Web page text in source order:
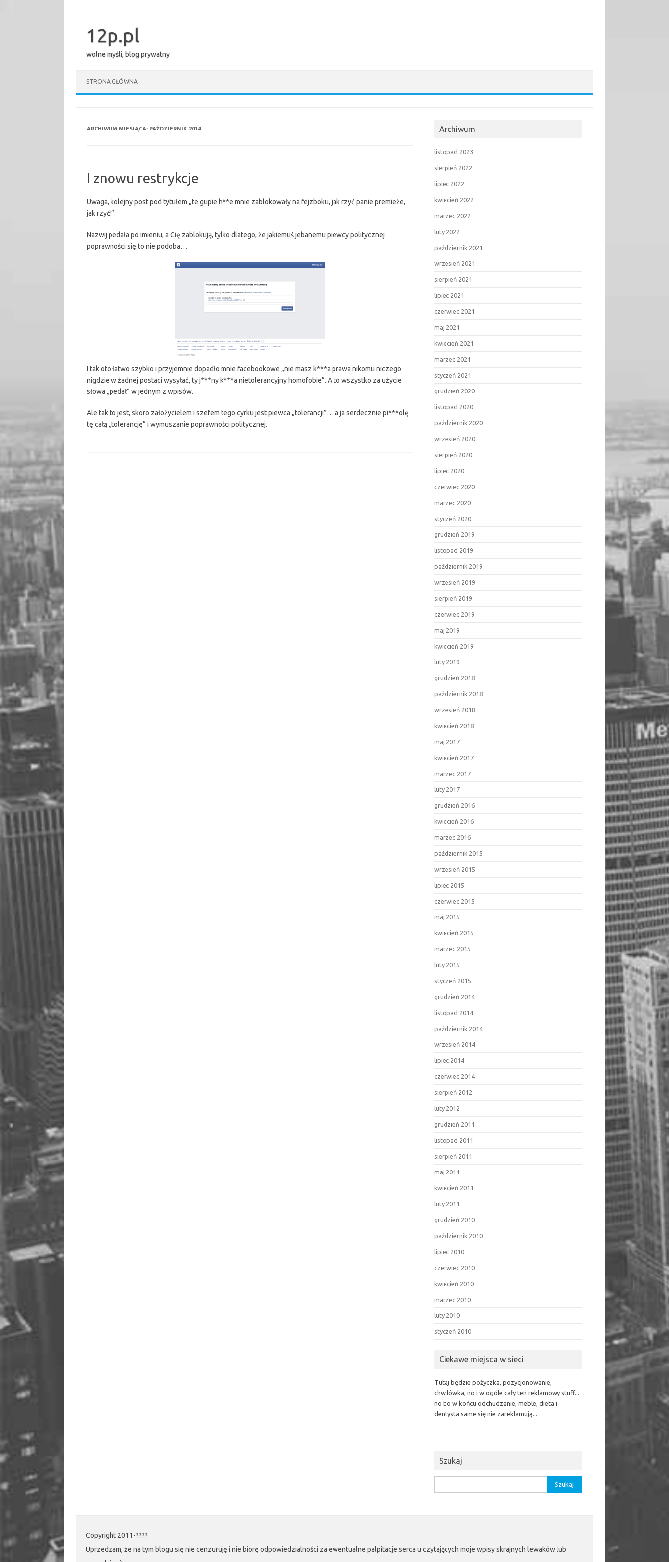
treści12p.pl
wolne myśli, blog prywatny
STRONA GŁÓWNA
ARCHIWUM MIESIĄCA: PAŹDZIERNIK 2014
I znowu restrykcje
Uwaga, kolejny post pod tytułem „te gupie h**e mnie zablokowały na fejzboku, jak rzyć panie premieże,
jak rzyć!”.
Nazwij pedała po imieniu, a Cię zablokują, tylko dlatego, że jakiemuś jebanemu piewcy politycznej
poprawności się to nie podoba…
I tak oto łatwo szybko i przyjemnie dopadło mnie facebookowe „nie masz k***a prawa nikomu niczego
nigdzie w żadnej postaci wysyłać, ty j***ny k***a nietolerancyjny homofobie”. A to wszystko za użycie
słowa „pedał” w jednym z wpisów.
Ale tak to jest, skoro założycielem i szefem tego cyrku jest piewca „tolerancji”… a ja serdecznie pi***olę
tę całą „tolerancję” i wymuszanie poprawności politycznej.
Archiwum
listopad 2023
sierpień 2022
lipiec 2022
kwiecień 2022
marzec 2022
luty 2022
październik 2021
wrzesień 2021
sierpień 2021
lipiec 2021
czerwiec 2021
maj 2021
kwiecień 2021
marzec 2021
styczeń 2021
grudzień 2020
listopad 2020
październik 2020
wrzesień 2020
sierpień 2020
lipiec 2020
czerwiec 2020
marzec 2020
styczeń 2020
grudzień 2019
listopad 2019
październik 2019
wrzesień 2019
sierpień 2019
czerwiec 2019
maj 2019
kwiecień 2019
luty 2019
grudzień 2018
październik 2018
wrzesień 2018
kwiecień 2018
maj 2017
kwiecień 2017
marzec 2017
luty 2017
grudzień 2016
kwiecień 2016
marzec 2016
październik 2015
wrzesień 2015
lipiec 2015
czerwiec 2015
maj 2015
kwiecień 2015
marzec 2015
luty 2015
styczeń 2015
grudzień 2014
listopad 2014
październik 2014
wrzesień 2014
lipiec 2014
czerwiec 2014
sierpień 2012
luty 2012
grudzień 2011
listopad 2011
sierpień 2011
maj 2011
kwiecień 2011
luty 2011
grudzień 2010
październik 2010
lipiec 2010
czerwiec 2010
kwiecień 2010
marzec 2010
luty 2010
styczeń 2010
Ciekawe miejsca w sieci
Tutaj będzie pożyczka, pozycjonowanie,
chwilówka, no i w ogóle cały ten reklamowy stuff...
no bo w końcu odchudzanie, meble, dieta i
dentysta same się nie zareklamują...
Szukaj
Copyright 2011-????
Uprzedzam, że na tym blogu się nie cenzuruję i nie biorę odpowiedzialności za ewentualne palpitacje serca u czytających moje wpisy skrajnych lewaków lub